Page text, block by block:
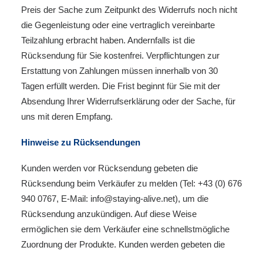
Preis der Sache zum Zeitpunkt des Widerrufs noch nicht
die Gegenleistung oder eine vertraglich vereinbarte
Teilzahlung erbracht haben. Andernfalls ist die
Rücksendung für Sie kostenfrei. Verpflichtungen zur
Erstattung von Zahlungen müssen innerhalb von 30
Tagen erfüllt werden. Die Frist beginnt für Sie mit der
Absendung Ihrer Widerrufserklärung oder der Sache, für
uns mit deren Empfang.
Hinweise zu Rücksendungen
Kunden werden vor Rücksendung gebeten die
Rücksendung beim Verkäufer zu melden (Tel: +43 (0) 676
940 0767‬, E-Mail: info@staying-alive.net), um die
Rücksendung anzukündigen. Auf diese Weise
ermöglichen sie dem Verkäufer eine schnellstmögliche
Zuordnung der Produkte. Kunden werden gebeten die